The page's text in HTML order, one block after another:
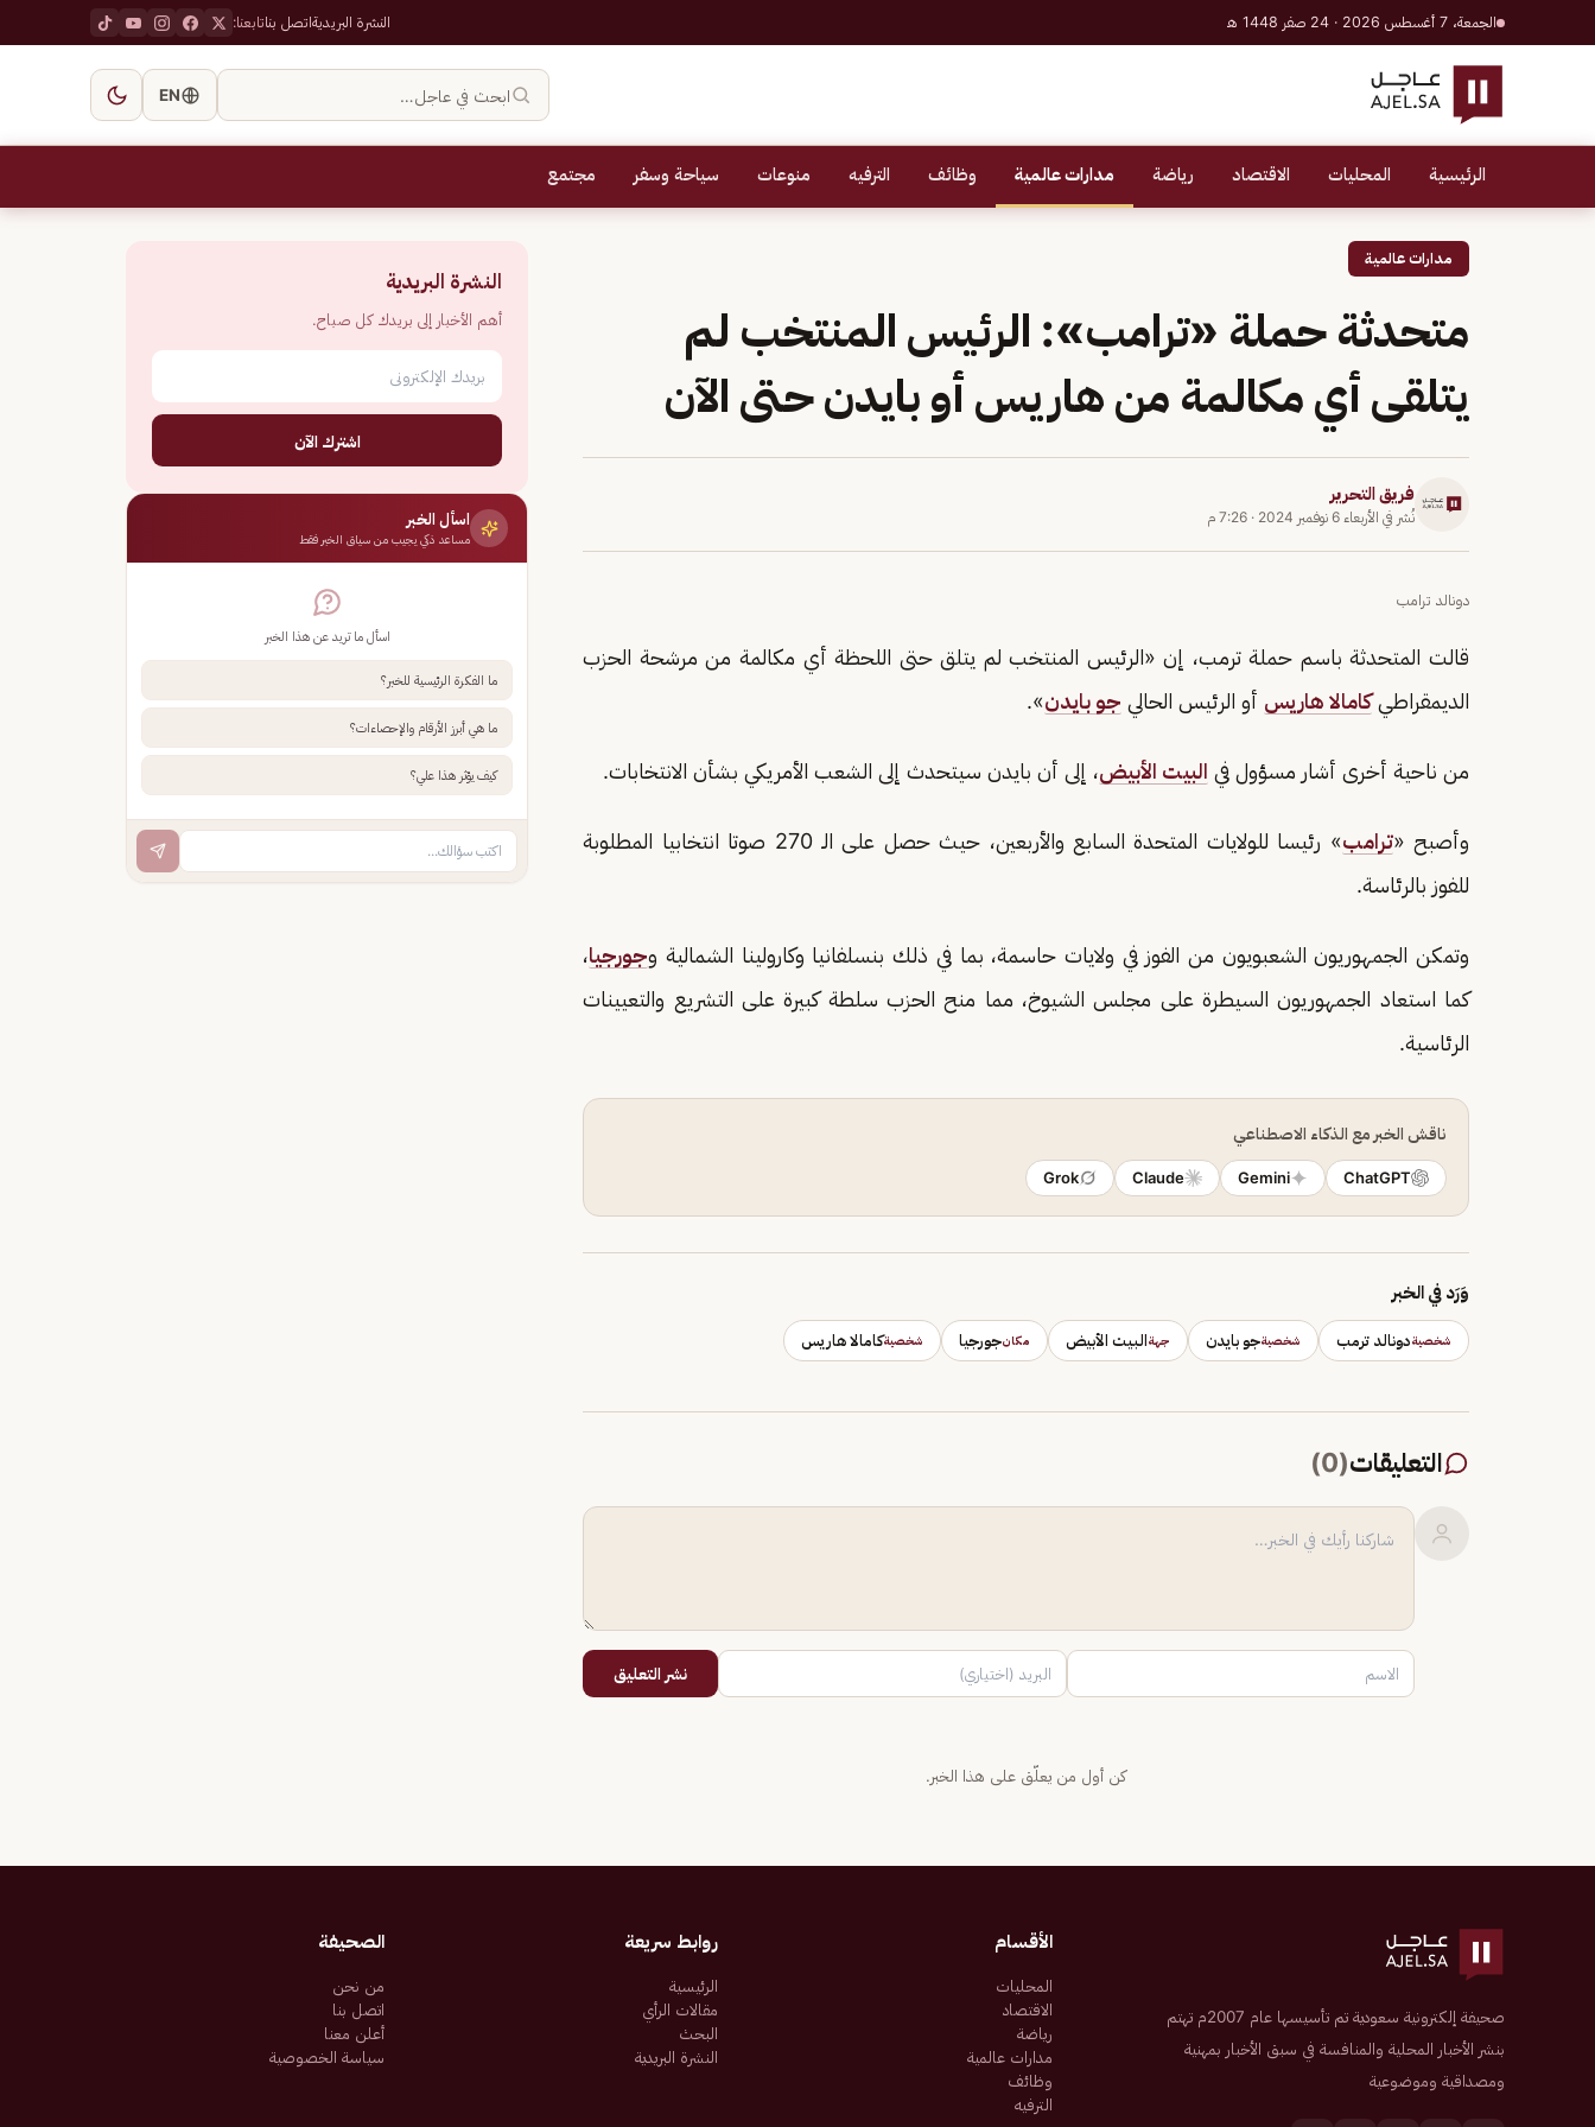
الجمعة، 7 أغسطس 2026 · 24 صفر 1448 هـ النشرة البريديةاتصل بناتابعنا:
ابحث في عاجل… EN
الرئيسية المحليات الاقتصاد رياضة مدارات عالمية وظائف الترفيه منوعات سياحة وسفر مجتمع
مدارات عالمية
متحدثة حملة «ترامب»: الرئيس المنتخب لم
يتلقى أي مكالمة من هاريس أو بايدن حتى الآن
فريق التحرير
نُشر في الأربعاء 6 نوفمبر 2024 · 7:26 م
دونالد ترامب
قالت المتحدثة باسم حملة ترمب، إن «الرئيس المنتخب لم يتلق حتى اللحظة أي مكالمة من مرشحة الحزب
الديمقراطيكامالا هاريس أو الرئيس الحالي جو بايدن».
من ناحية أخرى أشار مسؤول في البيت الأبيض، إلى أن بايدن سيتحدث إلى الشعب الأمريكي بشأن الانتخابات.
وأصبح «ترامب
» رئيسا للولايات المتحدة السابع والأربعين، حيث حصل على الـ 270 صوتا انتخابيا المطلوبة
للفوز بالرئاسة.
وتمكن الجمهوريون الشعبويون من الفوز في ولايات حاسمة، بما في ذلك بنسلفانيا وكارولينا الشمالية وجورجيا،
كما استعاد الجمهوريون السيطرة على مجلس الشيوخ، مما منح الحزب سلطة كبيرة على التشريع والتعيينات
الرئاسية.
ناقش الخبر مع الذكاء الاصطناعي
ChatGPT
Gemini
Claude
Grok
وَرَد في الخبر
شخصيةدونالد ترمب شخصيةجو بايدن جهةالبيت الأبيض مكانجورجيا شخصيةكامالا هاريس
التعليقات(
0
)
نشر التعليق
كن أول من يعلّق على هذا الخبر.
النشرة البريدية
أهم الأخبار إلى بريدك كل صباح.
اشترك الآن
اسأل الخبر
مساعد ذكي يجيب من سياق الخبر فقط
اسأل ما تريد عن هذا الخبر
ما الفكرة الرئيسية للخبر؟
ما هي أبرز الأرقام والإحصاءات؟
كيف يؤثر هذا علي؟
صحيفة إلكترونية سعودية تم تأسيسها عام 2007م تهتم
بنشر الأخبار المحلية والمنافسة في سبق الأخبار بمهنية
ومصداقية وموضوعية
الأقسام
المحليات
الاقتصاد
رياضة
مدارات عالمية
وظائف
الترفيه
روابط سريعة
الرئيسية
مقالات الرأي
البحث
النشرة البريدية
الصحيفة
من نحن
اتصل بنا
أعلن معنا
سياسة الخصوصية